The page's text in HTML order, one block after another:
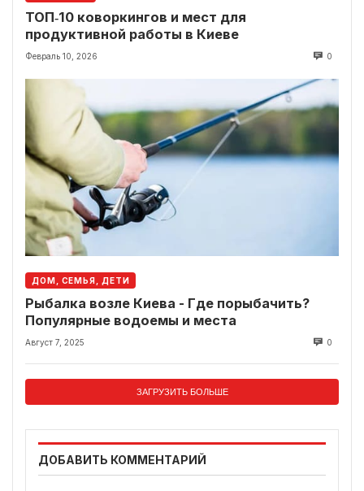
ТОП‑10 коворкингов и мест для
продуктивной работы в Киеве
Февраль 10, 2026 0
ДОМ, СЕМЬЯ, ДЕТИ
Рыбалка возле Киева - Где порыбачить?
Популярные водоемы и места
Август 7, 2025 0
ЗАГРУЗИТЬ БОЛЬШЕ
ДОБАВИТЬ КОММЕНТАРИЙ